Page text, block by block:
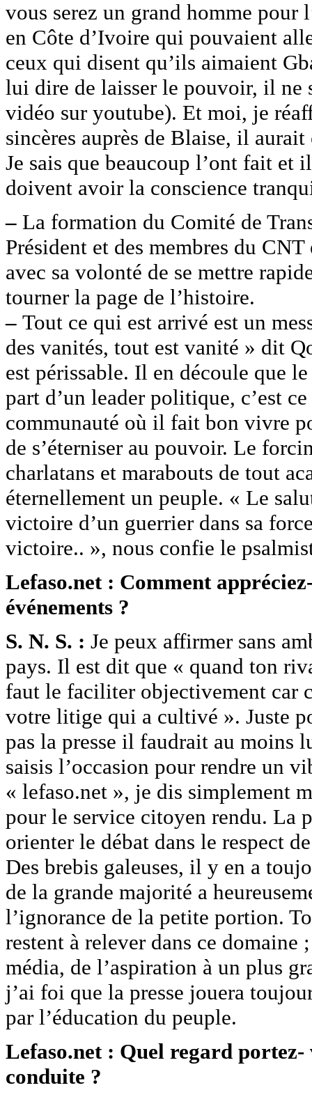
vous serez un grand homme
en Côte d’Ivoire qui pouvaient
ceux qui disent qu’ils aimaient
lui dire de laisser le pouvoir, il ne
vidéo sur youtube). Et moi, je
sincères auprès de Blaise, il
Je sais que beaucoup l’ont fait
doivent avoir la conscience
– La formation du Comité de
Président et des membres du
avec sa volonté de se mettre
tourner la page de l’histoire.
– Tout ce qui est arrivé est un
des vanités, tout est vanité » dit
est périssable. Il en découle que
part d’un leader politique, c’est
communauté où il fait bon vivre
de s’éterniser au pouvoir. Le
charlatans et marabouts de tout
éternellement un peuple. « Le
victoire d’un guerrier dans sa
victoire.. », nous confie le
Lefaso.net : Comment
événements ?
S. N. S. : Je peux affirmer sans
pays. Il est dit que « quand ton
faut le faciliter objectivement car
votre litige qui a cultivé ». Juste
pas la presse il faudrait au moins
saisis l’occasion pour rendre un
« lefaso.net », je dis simplement
pour le service citoyen rendu. La
orienter le débat dans le respect
Des brebis galeuses, il y en a
de la grande majorité a
l’ignorance de la petite portion.
restent à relever dans ce
média, de l’aspiration à un plus
j’ai foi que la presse jouera
par l’éducation du peuple.
Lefaso.net : Quel regard
conduite ?